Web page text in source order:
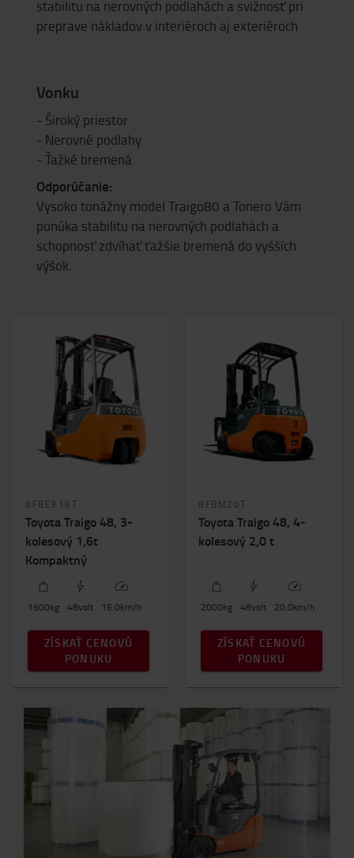
stabilitu na nerovných podlahách a svižnosť pri
preprave nákladov v interiéroch aj exteriéroch
Vonku
- Široký priestor
- Nerovné podlahy
- Ťažké bremená
Odporúčanie:
Vysoko tonážny model Traigo80 a Tonero Vám
ponúka stabilitu na nerovných podlahách a
schopnosť zdvíhať ťažšie bremená do vyšších
výšok.
8FBEK16T
Toyota Traigo 48, 3-
kolesový 1,6t
Kompaktný
1600kg 48volt 16.0km/h
ZÍSKAŤ CENOVÚ
PONUKU
8FBM20T
Toyota Traigo 48, 4-
kolesový 2,0 t
2000kg 48volt 20.0km/h
ZÍSKAŤ CENOVÚ
PONUKU